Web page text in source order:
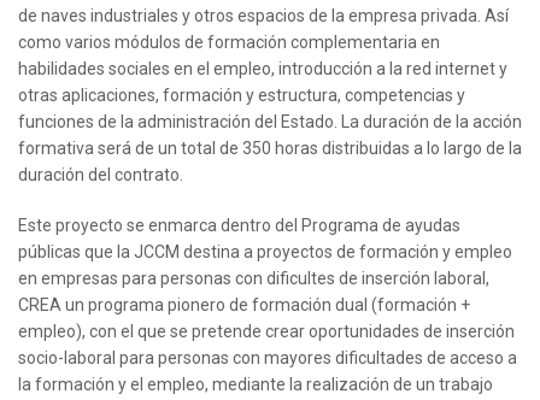
de naves industriales y otros espacios de la empresa privada. Así
como varios módulos de formación complementaria en
habilidades sociales en el empleo, introducción a la red internet y
otras aplicaciones, formación y estructura, competencias y
funciones de la administración del Estado. La duración de la acción
formativa será de un total de 350 horas distribuidas a lo largo de la
duración del contrato.
Este proyecto se enmarca dentro del Programa de ayudas
públicas que la JCCM destina a proyectos de formación y empleo
en empresas para personas con dificultes de inserción laboral,
CREA un programa pionero de formación dual (formación +
empleo), con el que se pretende crear oportunidades de inserción
socio-laboral para personas con mayores dificultades de acceso a
la formación y el empleo, mediante la realización de un trabajo